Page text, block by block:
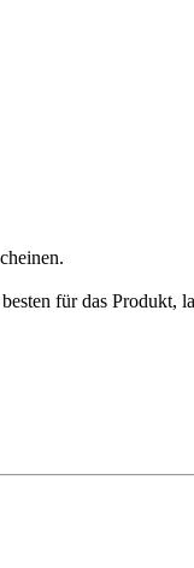
für das Produkt,